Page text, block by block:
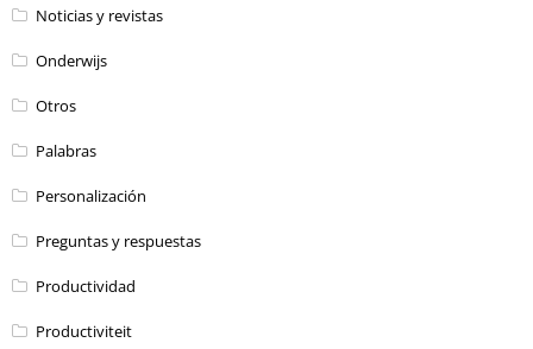
Noticias y revistas
Onderwijs
Otros
Palabras
Personalización
Preguntas y respuestas
Productividad
Productiviteit